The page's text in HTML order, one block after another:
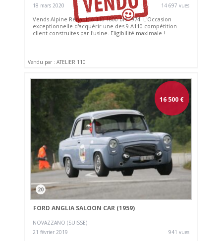
18 mars 2020
14 697 vues
Vends Alpine Renault A 110 1800 bis 1974. L'Occasion
exceptionnelle d'acquérir une des 9 A110 compétition
client construites par l'usine. Eligibilité maximale !
Vendu par : ATELIER 110
16 500 €
20
FORD ANGLIA SALOON CAR (1959)
NOVAZZANO (SUISSE)
21 février 2019
941 vues